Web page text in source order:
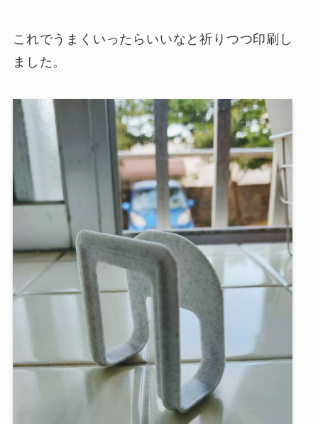
これでうまくいったらいいなと祈りつつ印刷し
ました。